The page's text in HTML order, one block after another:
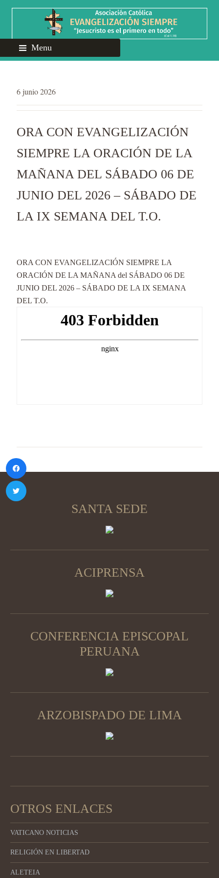
Menu
6 junio 2026
ORA CON EVANGELIZACIÓN
SIEMPRE LA ORACIÓN DE LA
MAÑANA DEL SÁBADO 06 DE
JUNIO DEL 2026 – SÁBADO DE
LA IX SEMANA DEL T.O.
ORA CON EVANGELIZACIÓN SIEMPRE LA
ORACIÓN DE LA MAÑANA del SÁBADO 06 DE
JUNIO DEL 2026 – SÁBADO DE LA IX SEMANA
DEL T.O.
SANTA SEDE
ACIPRENSA
CONFERENCIA EPISCOPAL
PERUANA
ARZOBISPADO DE LIMA
OTROS ENLACES
VATICANO NOTICIAS
RELIGIÓN EN LIBERTAD
ALETEIA